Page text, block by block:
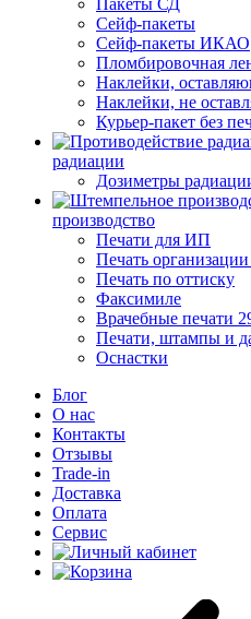
Пакеты СД
Сейф-пакеты
Сейф-пакеты ИКАО
Пломбировочная
Наклейки,
Наклейки, не
Курьер-пакет без
радиации
Дозиметры
производство
Печати для ИП
Печать
Печать по оттиску
Факсимиле
Врачебные печати
Печати, штампы и
Оснастки
Блог
О нас
Контакты
Отзывы
Trade-in
Доставка
Оплата
Сервис